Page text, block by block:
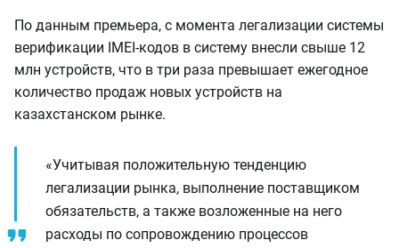
По данным премьера, с момента легализации системы
верификации IMEI-кодов в систему внесли свыше 12
млн устройств, что в три раза превышает ежегодное
количество продаж новых устройств на
казахстанском рынке.
«Учитывая положительную тенденцию
легализации рынка, выполнение поставщиком
обязательств, а также возложенные на него
расходы по сопровождению процессов